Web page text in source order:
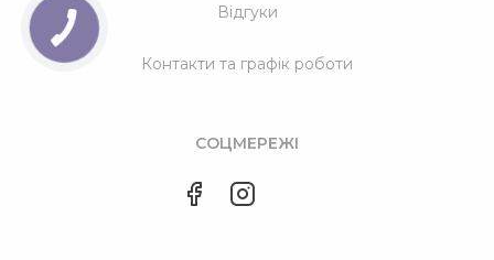
Відгуки
Контакти та графік роботи
СОЦМЕРЕЖІ